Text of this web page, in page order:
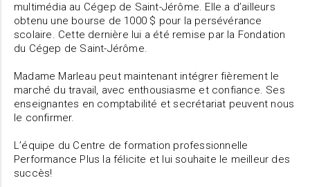
multimédia au Cégep de Saint-Jérôme. Elle a d’ailleurs
obtenu une bourse de 1000 $ pour la persévérance
scolaire. Cette dernière lui a été remise par la Fondation
du Cégep de Saint-Jérôme.
Madame Marleau peut maintenant intégrer fièrement le
marché du travail, avec enthousiasme et confiance. Ses
enseignantes en comptabilité et secrétariat peuvent nous
le confirmer.
L’équipe du Centre de formation professionnelle
Performance Plus la félicite et lui souhaite le meilleur des
succès!